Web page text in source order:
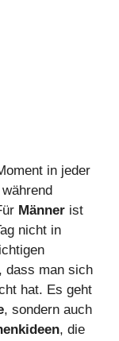
in jeder
Männer ist
nicht in
dass man sich
hat. Es geht
, sondern auch
, die